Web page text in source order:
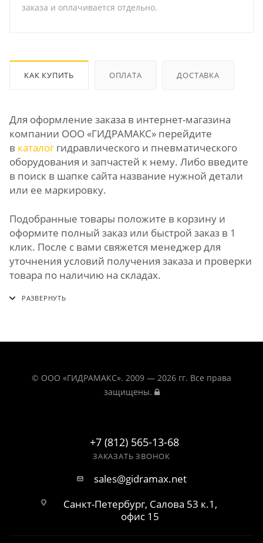
заказа и оплачивается отдельно.
КАК КУПИТЬ ОПЛАТА ДОСТАВКА
Для оформление заказа в интернет-магазина
компании ООО «ГИДРАМАКС» перейдите
в каталог гидравлического и пневматического
оборудования и запчастей к нему. Либо введите
в поиск в шапке сайта название нужной детали
или ее маркировку.
Подобранные товары положите в корзину и
оформите полный заказ или быстрой заказ в 1
клик. После с вами свяжется менеджер для
уточнения условий получения заказа и проверки
товара по наличию на складах.
© ООО «ГИДРАМАКС». 2009 — 2026 гг. Все права
защищены.
+7 (812) 565-13-68
ЗАКАЗАТЬ ЗВОНОК
sales@gidramax.net
Санкт-Петербург, Салова 53 к.1,
офис 15